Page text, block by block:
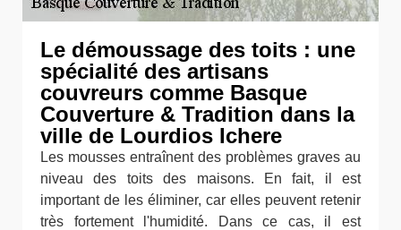
Le démoussage des toits : une
spécialité des artisans
couvreurs comme Basque
Couverture & Tradition dans la
ville de Lourdios Ichere
Les mousses entraînent des problèmes graves au
niveau des toits des maisons. En fait, il est
important de les éliminer, car elles peuvent retenir
très fortement l'humidité. Dans ce cas, il est